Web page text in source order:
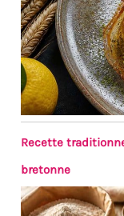
Recette
bretonne